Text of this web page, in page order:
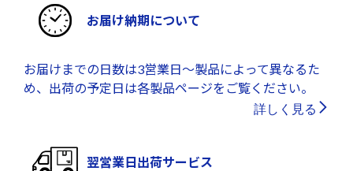
お届け納期について
お届けまでの日数は3営業日～製品によって異なるた
め、出荷の予定日は各製品ページをご覧ください。
詳しく見る
翌営業日出荷サービス